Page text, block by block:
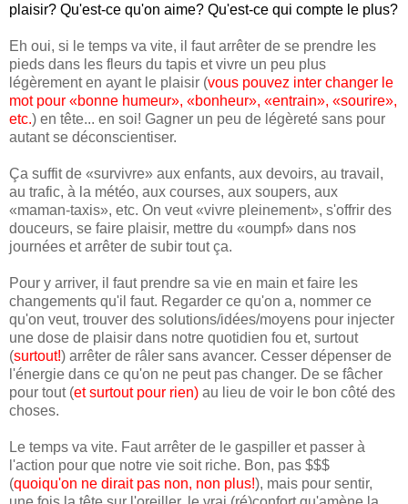
plaisir? Qu'est-ce qu'on aime? Qu'est-ce qui compte le plus?
Eh oui, si le temps va vite, il faut arrêter de se prendre les
pieds dans les fleurs du tapis et vivre un peu plus
légèrement en ayant le plaisir (vous pouvez inter changer le
mot pour «bonne humeur», «bonheur», «entrain», «sourire»,
etc.) en tête... en soi! Gagner un peu de légèreté sans pour
autant se déconscientiser.
Ça suffit de «survivre» aux enfants, aux devoirs, au travail,
au trafic, à la météo, aux courses, aux soupers, aux
«maman-taxis», etc. On veut «vivre pleinement», s'offrir des
douceurs, se faire plaisir, mettre du «oumpf» dans nos
journées et arrêter de subir tout ça.
Pour y arriver, il faut prendre sa vie en main et faire les
changements qu'il faut. Regarder ce qu'on a, nommer ce
qu'on veut, trouver des solutions/idées/moyens pour injecter
une dose de plaisir dans notre quotidien fou et, surtout
(surtout!) arrêter de râler sans avancer. Cesser dépenser de
l'énergie dans ce qu'on ne peut pas changer. De se fâcher
pour tout (et surtout pour rien) au lieu de voir le bon côté des
choses.
Le temps va vite. Faut arrêter de le gaspiller et passer à
l'action pour que notre vie soit riche. Bon, pas $$$
(quoiqu'on ne dirait pas non, non plus!), mais pour sentir,